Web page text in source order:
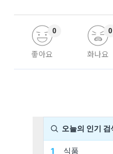
좋아요
0
화나요
0